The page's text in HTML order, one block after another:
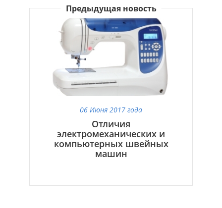
Предыдущая новость
06 Июня 2017 года
Отличия
электромеханических и
компьютерных швейных
машин